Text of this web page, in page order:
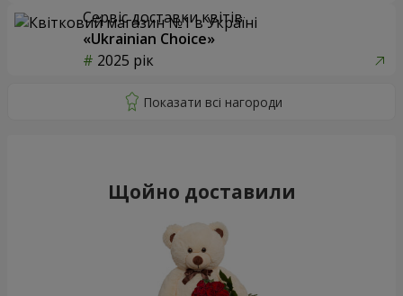
Сервіс доставки квітів
«Ukrainian Choice»
2025 рік
Щойно доставили